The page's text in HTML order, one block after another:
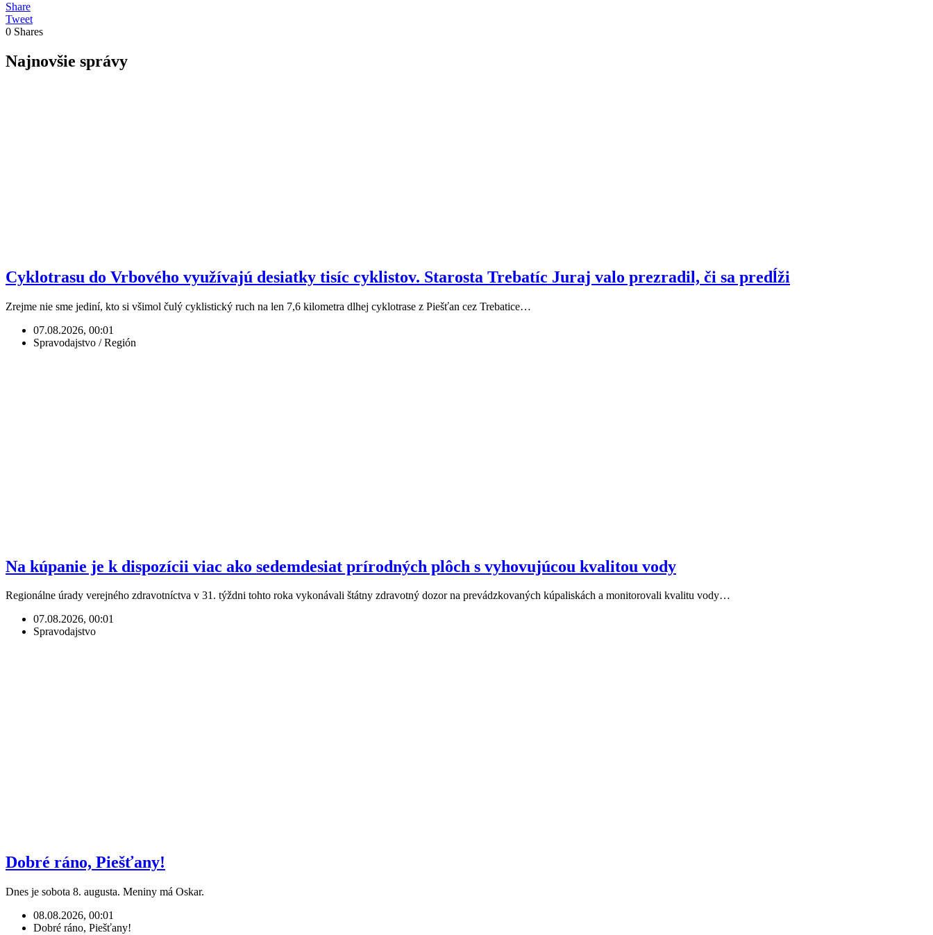
Share
Tweet
0 Shares
Najnovšie správy
Cyklotrasu do Vrbového využívajú desiatky tisíc cyklistov. Starosta Trebatíc Juraj valo prezradil, či sa predĺži
Zrejme nie sme jediní, kto si všimol čulý cyklistický ruch na len 7,6 kilometra dlhej cyklotrase z Piešťan cez Trebatice…
07.08.2026, 00:01
Spravodajstvo / Región
Na kúpanie je k dispozícii viac ako sedemdesiat prírodných plôch s vyhovujúcou kvalitou vody
Regionálne úrady verejného zdravotníctva v 31. týždni tohto roka vykonávali štátny zdravotný dozor na prevádzkovaných kúpaliskách a monitorovali kvalitu vody…
07.08.2026, 00:01
Spravodajstvo
Dobré ráno, Piešťany!
Dnes je sobota 8. augusta. Meniny má Oskar.
08.08.2026, 00:01
Dobré ráno, Piešťany!